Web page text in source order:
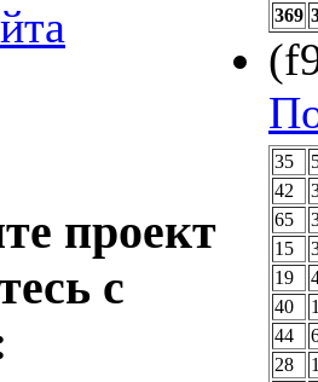
проект
с
369
35
42
65
15
19
40
44
28